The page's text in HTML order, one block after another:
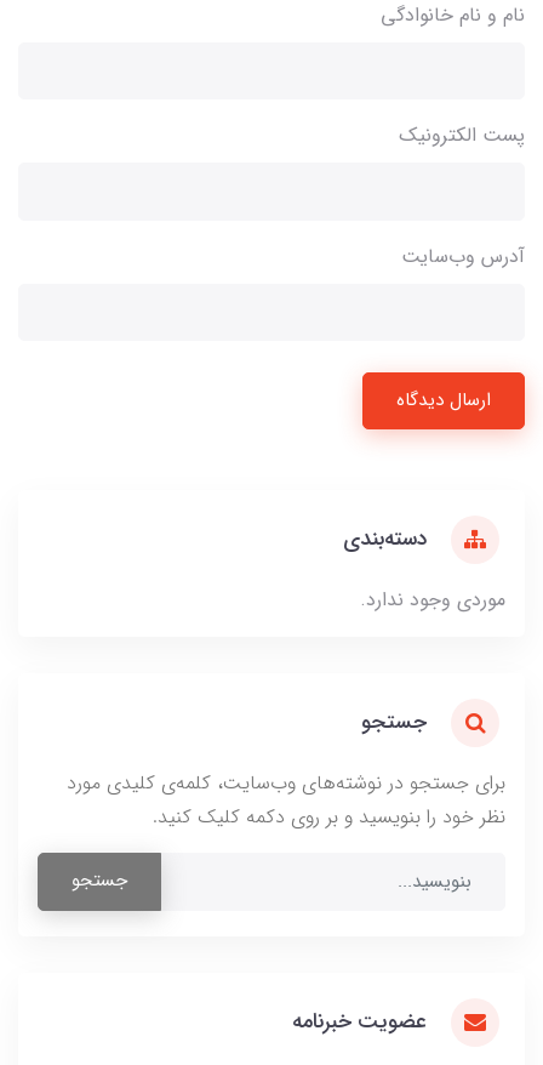
نام و نام خانوادگی
پست الکترونیک
آدرس وب‌سایت
ارسال دیدگاه
دسته‌بندی
موردی وجود ندارد.
جستجو
برای جستجو در نوشته‌های وب‌سایت، کلمه‌ی کلیدی مورد
نظر خود را بنویسید و بر روی دکمه کلیک کنید.
جستجو
عضویت خبرنامه